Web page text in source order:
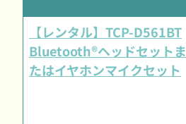
【レンタル】TCP-D561BT
Bluetooth®ヘッドセットま
たはイヤホンマイクセット